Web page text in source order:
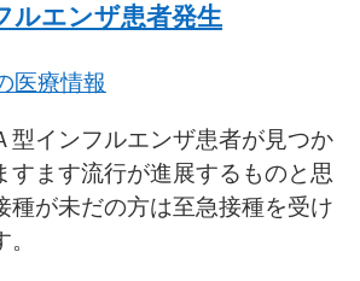
ルエンザ患者発生
医療情報
インフルエンザ患者が見つか
すます流行が進展するものと思
種が未だの方は至急接種を受け